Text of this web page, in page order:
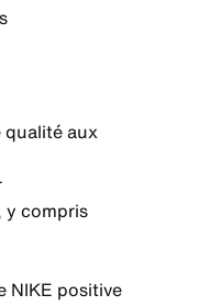
qualité aux
y compris
NIKE positive